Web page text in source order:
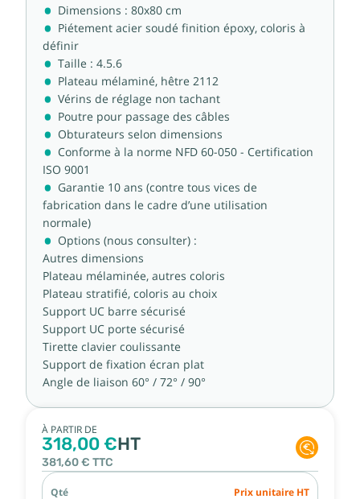
Dimensions : 80x80 cm
Piétement acier soudé finition époxy, coloris à
définir
Taille : 4.5.6
Plateau mélaminé, hêtre 2112
Vérins de réglage non tachant
Poutre pour passage des câbles
Obturateurs selon dimensions
Conforme à la norme NFD 60-050 - Certification
ISO 9001
Garantie 10 ans (contre tous vices de
fabrication dans le cadre d’une utilisation
normale)
Options (nous consulter) :
Autres dimensions
Plateau mélaminée, autres coloris
Plateau stratifié, coloris au choix
Support UC barre sécurisé
Support UC porte sécurisé
Tirette clavier coulissante
Support de fixation écran plat
Angle de liaison 60° / 72° / 90°
À PARTIR DE
318,00 €HT
381,60 € TTC
Qté Prix unitaire HT